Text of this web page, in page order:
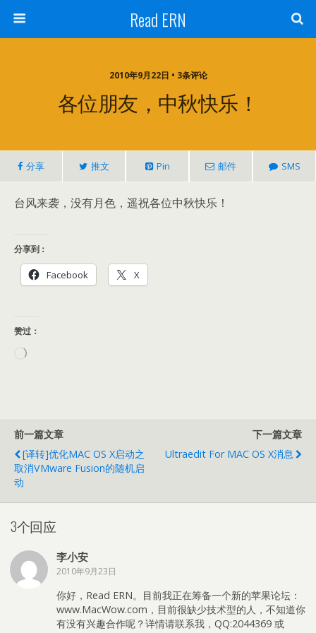
Read ERN
2010年9月22日 • 3条评论
各位朋友，中秋快乐！
分享 推文 Pin 邮件 SMS
台风来袭，没有月色，遥祝各位中秋快乐！
分享到：
Facebook X
赞过：
正
前一篇文章
[译转]优化MAC OS X启动之
取消VMware Fusion的随机启
动
下一篇文章
Ultraedit For MAC OS X消息
3个回应
李小安
2010年9月23日
你好，Read ERN。目前我正在筹备一个新的苹果论坛：
www.MacWow.com，目前很缺少技术型的人，不知道你
有没有兴趣合作呢？详情请联系我，QQ:2044369 或